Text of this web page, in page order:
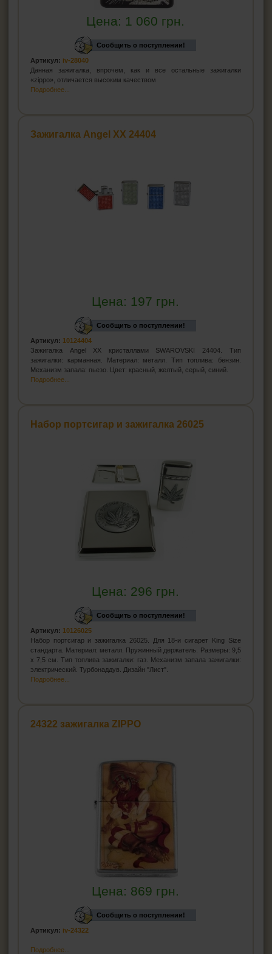
Цена: 1 060 грн.
Сообщить о поступлении!
Артикул: iv-28040
Данная зажигалка, впрочем, как и все остальные зажигалки
«zippo», отличается высоким качеством
Подробнее...
Зажигалка Angel XX 24404
Цена: 197 грн.
Сообщить о поступлении!
Артикул: 10124404
Зажигалка Angel XX кристаллами SWAROVSKI 24404. Тип
зажигалки: карманная. Материал: металл. Тип топлива: бензин.
Механизм запала: пьезо. Цвет: красный, желтый, серый, синий.
Подробнее...
Набор портсигар и зажигалка 26025
Цена: 296 грн.
Сообщить о поступлении!
Артикул: 10126025
Набор портсигар и зажигалка 26025. Для 18-и сигарет King Size
стандарта. Материал: металл. Пружинный держатель. Размеры: 9,5
х 7,5 см. Тип топлива зажигалки: газ. Механизм запала зажигалки:
электрический. Турбонаддув. Дизайн "Лист".
Подробнее...
24322 зажигалка ZIPPO
Цена: 869 грн.
Сообщить о поступлении!
Артикул: iv-24322
Подробнее...